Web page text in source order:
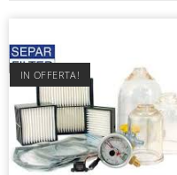
IN OFFERTA!